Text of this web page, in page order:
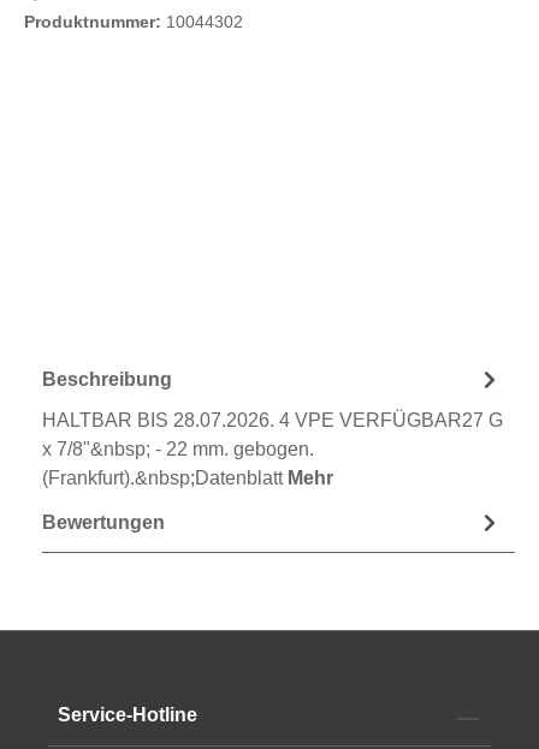
Produktnummer: 10044302
Beschreibung
HALTBAR BIS 28.07.2026. 4 VPE VERFÜGBAR27 G
x 7/8"&nbsp; - 22 mm. gebogen.
(Frankfurt).&nbsp;Datenblatt Mehr
Bewertungen
Service-Hotline